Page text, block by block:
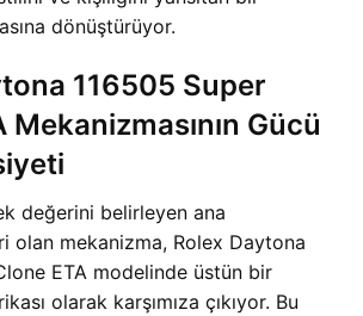
dönüştürüyor.
116505 Super
Mekanizmasının Gücü
değerini belirleyen ana
olan mekanizma, Rolex Daytona
ETA modelinde üstün bir
olarak karşımıza çıkıyor. Bu